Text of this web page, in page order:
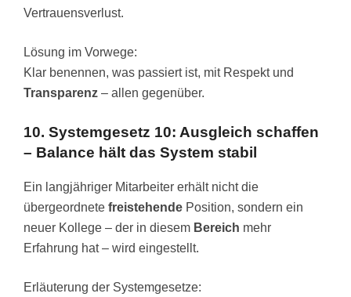
Vertrauensverlust.
Lösung im Vorwege:
Klar benennen, was passiert ist, mit Respekt und
Transparenz – allen gegenüber.
10. Systemgesetz 10: Ausgleich schaffen
– Balance hält das System stabil
Ein langjähriger Mitarbeiter erhält nicht die
übergeordnete freistehende Position, sondern ein
neuer Kollege – der in diesem Bereich mehr
Erfahrung hat – wird eingestellt.
Erläuterung der Systemgesetze: